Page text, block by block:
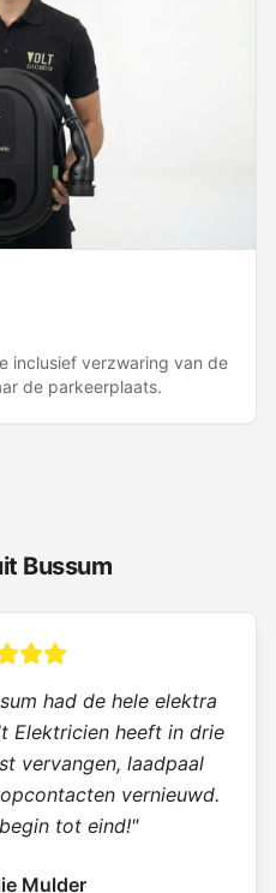
inclusief verzwaring van de
de parkeerplaats.
Bussum
had de hele elektra
Elektricien heeft in drie
vervangen, laadpaal
vernieuwd.
tot eind!"
Mulder